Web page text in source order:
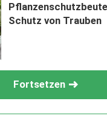
Schutz von Trauben
Fortsetzen